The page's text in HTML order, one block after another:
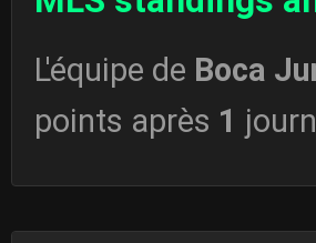
L'équipe de Boca
points après 1